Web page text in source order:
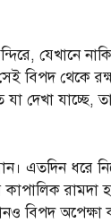
যেখানে
বিপদ থেকে
যা দেখা
এতদিন ধরে
বিপদ অপেক্ষা